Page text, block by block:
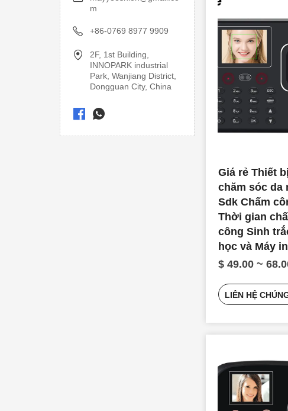
m
+86-0769 8977 9909
2F, 1st Building,
INNOPARK industrial
Park, Wanjiang District,
Dongguan City, China
Giá rẻ Thiết bị
chăm sóc da
Sdk Chấm
Thời gian
công Sinh
học và Máy
tay Kiểm soát
$ 49.00 ~
LIÊN HỆ